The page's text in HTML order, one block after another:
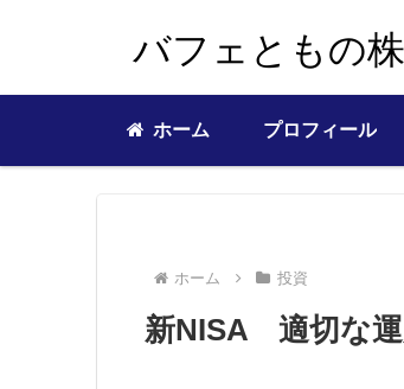
バフェともの
ホーム プロフィール
ホーム 投資
新NISA 適切な運